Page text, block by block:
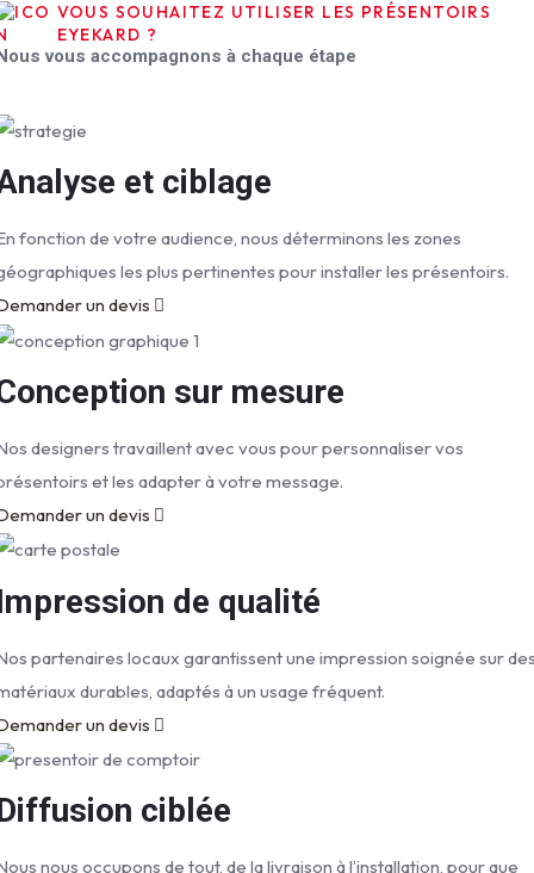
VOUS SOUHAITEZ UTILISER LES PRÉSENTOIRS
EYEKARD ?
vous accompagnons à chaque étape
et ciblage
fonction de votre audience, nous déterminons les zones
les plus pertinentes pour installer les présentoirs.
un devis
sur mesure
designers travaillent avec vous pour personnaliser vos
et les adapter à votre message.
un devis
de qualité
partenaires locaux garantissent une impression soignée sur
durables, adaptés à un usage fréquent.
un devis
ciblée
nous occupons de tout, de la livraison à l’installation, pour que